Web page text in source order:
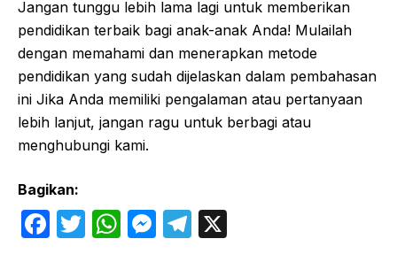
Jangan tunggu lebih lama lagi untuk memberikan
pendidikan terbaik bagi anak-anak Anda! Mulailah
dengan memahami dan menerapkan metode
pendidikan yang sudah dijelaskan dalam pembahasan
ini Jika Anda memiliki pengalaman atau pertanyaan
lebih lanjut, jangan ragu untuk berbagi atau
menghubungi kami.
Bagikan:
F
T
W M T